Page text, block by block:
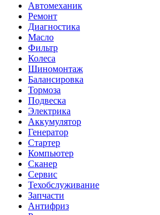
Автомеханик
Ремонт
Диагностика
Масло
Фильтр
Колеса
Шиномонтаж
Балансировка
Тормоза
Подвеска
Электрика
Аккумулятор
Генератор
Стартер
Компьютер
Сканер
Сервис
Техобслуживание
Запчасти
Антифриз